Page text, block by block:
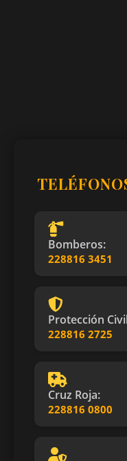
Bomberos:
228816 3451
Protección
228816 2725
Cruz Roja:
228816 0800